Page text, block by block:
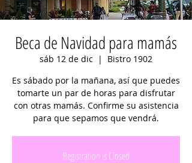
Beca de Navidad para mamás
sáb 12 de dic
  |
Bistro 1902
Es sábado por la mañana, así que puedes
tomarte un par de horas para disfrutar
con otras mamás. Confirme su asistencia
para que sepamos que vendrá.
Registration is Closed